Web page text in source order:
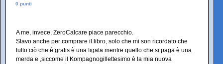
0 punti
A me, invece, ZeroCalcare piace parecchio.
Stavo anche per comprare il libro, solo che mi son ricordato che
tutto ciò che è gratis è una figata mentre quello che si paga è una
merda e ,siccome il Kompagnogillettesimo è la mia nuova